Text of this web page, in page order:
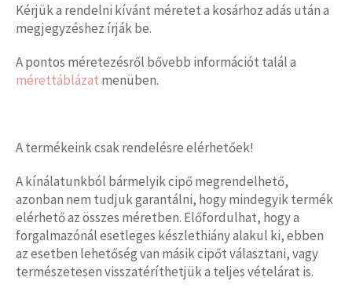
Kérjük a rendelni kívánt méretet a kosárhoz adás után a
megjegyzéshez írják be.
A pontos méretezésről bővebb információt talál a
mérettáblázat menüben.
A termékeink csak rendelésre elérhetőek!
A kínálatunkból bármelyik cipő megrendelhető,
azonban nem tudjuk garantálni, hogy mindegyik termék
elérhető az összes méretben. Előfordulhat, hogy a
forgalmazónál esetleges készlethiány alakul ki, ebben
az esetben lehetőség van másik cipőt választani, vagy
természetesen visszatéríthetjük a teljes vételárat is.